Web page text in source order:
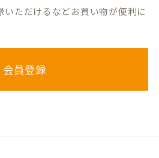
いただけるなどお買い物が便利に
会員登録